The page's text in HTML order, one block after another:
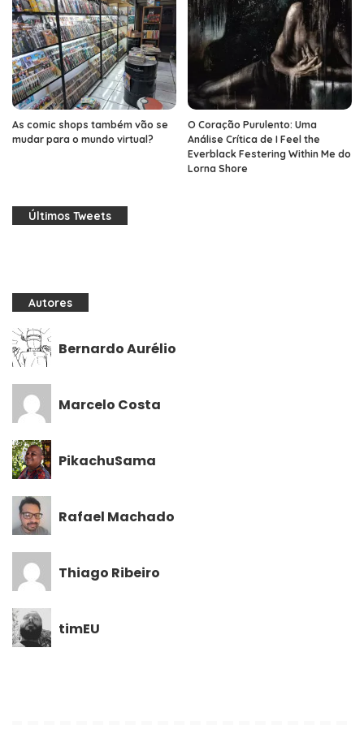
As comic shops também vão se
mudar para o mundo virtual?
O Coração Purulento: Uma
Análise Crítica de I Feel the
Everblack Festering Within Me do
Lorna Shore
Últimos Tweets
Autores
Bernardo Aurélio
Marcelo Costa
PikachuSama
Rafael Machado
Thiago Ribeiro
timEU